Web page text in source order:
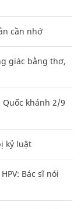
cần nhớ
giác bằng thơ,
khánh 2/9
kỷ luật
Bác sĩ nói